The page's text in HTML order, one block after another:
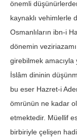
önemli
kaynaklı vehimlerle
Osmanlıların ibn-i
dönemin
girebilmek
İslâm dininin
bu eser Hazret-i
ömrünün ne kadar
etmektedir. Müellif
birbiriyle çelişen